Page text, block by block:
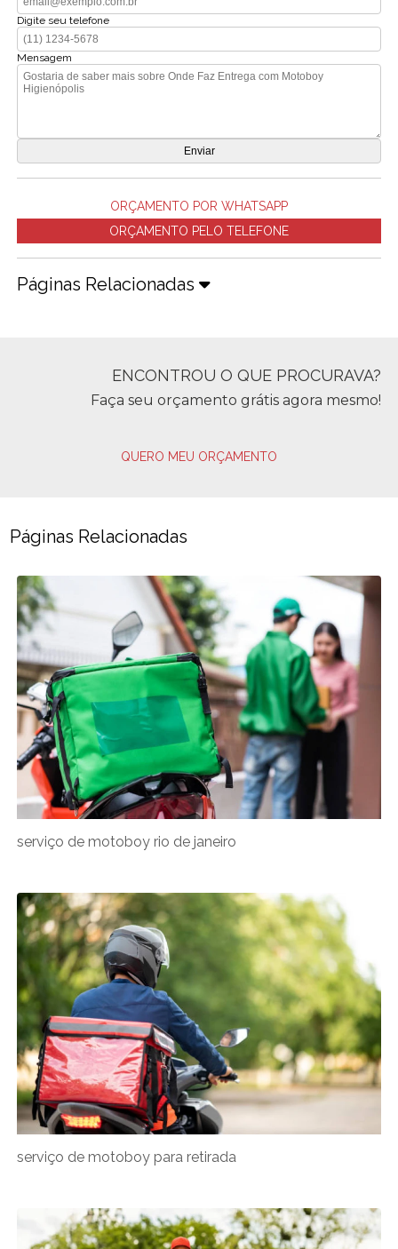
Digite seu telefone
Mensagem
ORÇAMENTO POR WHATSAPP
ORÇAMENTO PELO TELEFONE
Páginas Relacionadas
ENCONTROU O QUE PROCURAVA?
Faça seu orçamento grátis agora mesmo!
QUERO MEU ORÇAMENTO
Páginas Relacionadas
serviço de motoboy rio de janeiro
serviço de motoboy para retirada